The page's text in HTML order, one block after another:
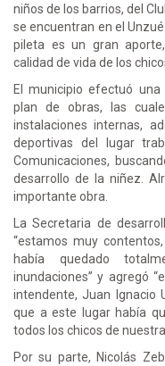
niños de los barrios, del
se encuentran en el
pileta es un gran
calidad de vida de los
El municipio efectuó
plan de obras, las
instalaciones internas,
deportivas del lugar
Comunicaciones,
desarrollo de la niñez.
importante obra.
La Secretaria de
“estamos muy
había quedado
inundaciones” y agregó
intendente, Juan Ignacio
que a este lugar había
todos los chicos de
Por su parte, Nicolás